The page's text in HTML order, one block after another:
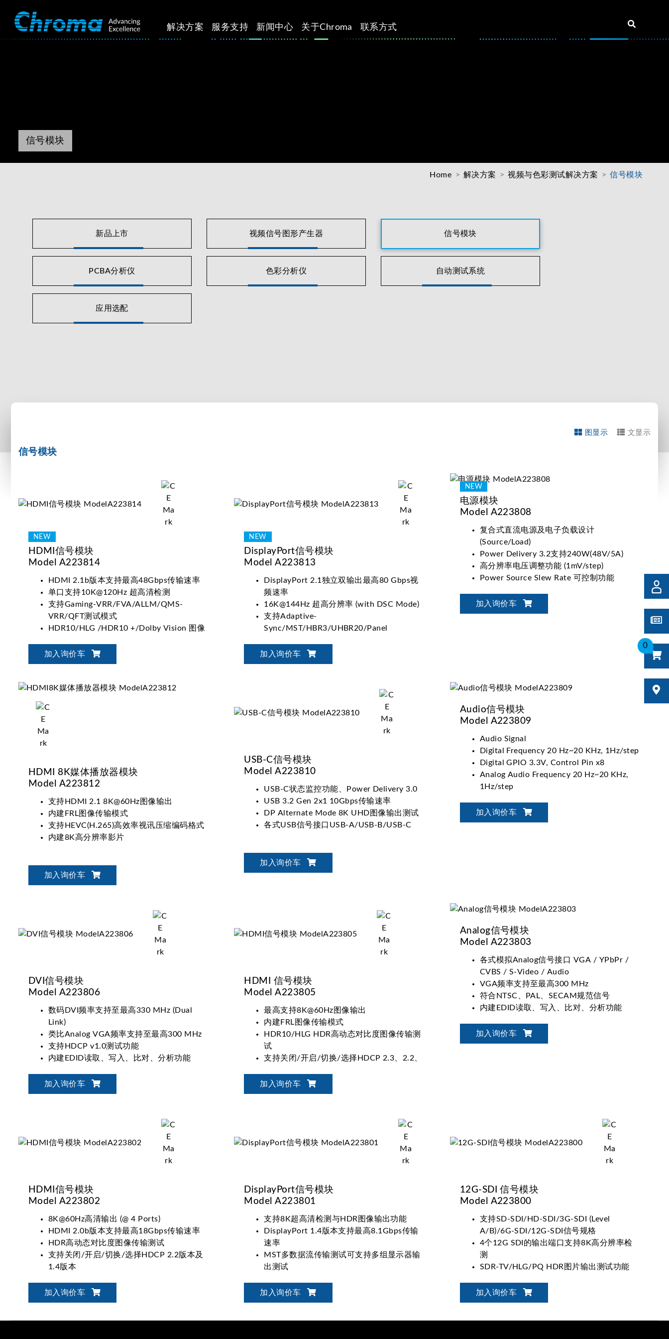
解决方案 服务支持 新闻中心 关于Chroma 联系方式
0
信号模块
Home 解决方案 视频与色彩测试解决方案 信号模块
新品上市 视频信号图形产生器 信号模块
PCBA分析仪 色彩分析仪 自动测试系统
应用选配
图显示 文显示
信号模块
HDMI信号模块
Model A223814
HDMI 2.1b版本支持最高48Gbps传输速率
单口支持10K@120Hz 超高清检测
支持Gaming-VRR/FVA/ALLM/QMS-
VRR/QFT测试模式
HDR10/HLG /HDR10 +/Dolby Vision 图像
加入询价车
DisplayPort信号模块
Model A223813
DisplayPort 2.1独立双输出最高80 Gbps视
频速率
16K@144Hz 超高分辨率 (with DSC Mode)
支持Adaptive-
Sync/MST/HBR3/UHBR20/Panel
HDR10/HLG/HDR10+图像动态范围测试
加入询价车
电源模块
Model A223808
复合式直流电源及电子负载设计
(Source/Load)
Power Delivery 3.2支持240W(48V/5A)
高分辨率电压调整功能 (1mV/step)
Power Source Slew Rate 可控制功能
加入询价车
HDMI 8K媒体播放器模块
Model A223812
支持HDMI 2.1 8K@60Hz图像输出
内建FRL图像传输模式
支持HEVC(H.265)高效率视讯压缩编码格式
内建8K高分辨率影片
加入询价车
USB-C信号模块
Model A223810
USB-C状态监控功能、Power Delivery 3.0
USB 3.2 Gen 2x1 10Gbps传输速率
DP Alternate Mode 8K UHD图像输出测试
各式USB信号接口USB-A/USB-B/USB-C
加入询价车
Audio信号模块
Model A223809
Audio Signal
Digital Frequency 20 Hz~20 KHz, 1Hz/step
Digital GPIO 3.3V, Control Pin x8
Analog Audio Frequency 20 Hz~20 KHz,
1Hz/step
加入询价车
DVI信号模块
Model A223806
数码DVI频率支持至最高330 MHz (Dual
Link)
类比Analog VGA频率支持至最高300 MHz
支持HDCP v1.0测试功能
内建EDID读取、写入、比对、分析功能
加入询价车
HDMI 信号模块
Model A223805
最高支持8K@60Hz图像输出
内建FRL图像传输模式
HDR10/HLG HDR高动态对比度图像传输测
试
支持关闭/开启/切换/选择HDCP 2.3、2.2、
加入询价车
Analog信号模块
Model A223803
各式模拟Analog信号接口 VGA / YPbPr /
CVBS / S-Video / Audio
VGA频率支持至最高300 MHz
符合NTSC、PAL、SECAM规范信号
内建EDID读取、写入、比对、分析功能
加入询价车
HDMI信号模块
Model A223802
8K@60Hz高清输出 (@ 4 Ports)
HDMI 2.0b版本支持最高18Gbps传输速率
HDR高动态对比度图像传输测试
支持关闭/开启/切换/选择HDCP 2.2版本及
1.4版本
加入询价车
DisplayPort信号模块
Model A223801
支持8K超高清检测与HDR图像输出功能
DisplayPort 1.4版本支持最高8.1Gbps传输
速率
MST多数据流传输测试可支持多组显示器输
出测试
1.3版本
加入询价车
12G-SDI 信号模块
Model A223800
支持SD-SDI/HD-SDI/3G-SDI (Level
A/B)/6G-SDI/12G-SDI信号规格
4个12G SDI的输出端口支持8K高分辨率检
测
SDR-TV/HLG/PQ HDR图片输出测试功能
切割与Time code设定功能
加入询价车